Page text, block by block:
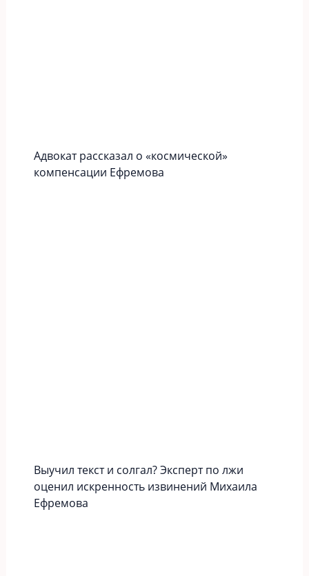
Адвокат рассказал о «космической»
компенсации Ефремова
Выучил текст и солгал? Эксперт по лжи
оценил искренность извинений Михаила
Ефремова